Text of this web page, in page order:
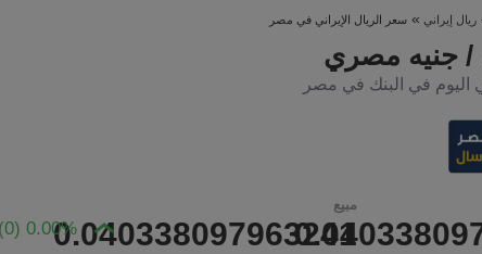
ريال إيراني » سعر الريال الإيراني في مصر
/ جنيه مصري
اليوم في البنك في مصر
مبيع
0.040338097963241
0.00% (0)